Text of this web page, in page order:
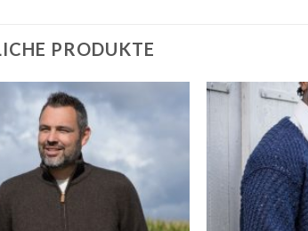
PRODUKTE